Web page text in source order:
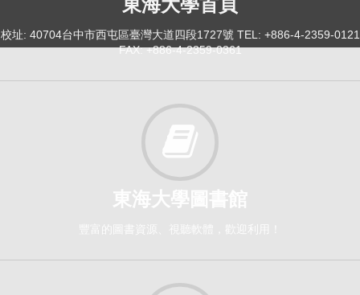
校址: 40704台中市西屯區臺灣大道四段1727號 TEL: +886-4-2359-0121
FAX: +886-4-2359-0361
東海大學圖書館
豐富的圖書資源、視聽軟體，歡迎利用！